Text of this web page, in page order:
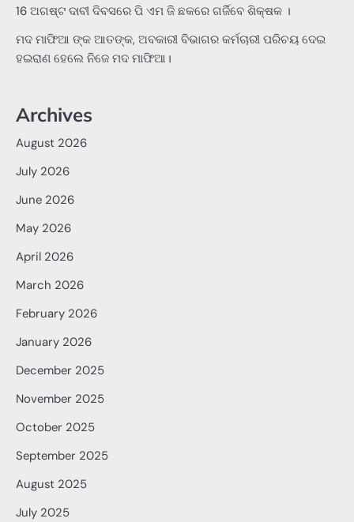
16 ଅଗଷ୍ଟ ଦାବୀ ଦିବସରେ ପି ଏମ ଜି ଛକରେ ଗର୍ଜିବେ ଶିକ୍ଷକ ।
ମଦ ମାଫିଆ ଙ୍କ ଆତଙ୍କ, ଅବକାରୀ ବିଭାଗର କର୍ମଚାରୀ ପରିଚୟ ଦେଇ
ହଇରାଣ ହେଲେ ନିଜେ ମଦ ମାଫିଆ।
Archives
August 2026
July 2026
June 2026
May 2026
April 2026
March 2026
February 2026
January 2026
December 2025
November 2025
October 2025
September 2025
August 2025
July 2025